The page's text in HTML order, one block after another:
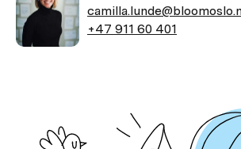
+47 911 60 401